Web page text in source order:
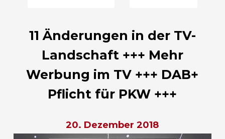
11 Änderungen in der TV-
Landschaft +++ Mehr
Werbung im TV +++ DAB+
Pflicht für PKW +++
20. Dezember 2018